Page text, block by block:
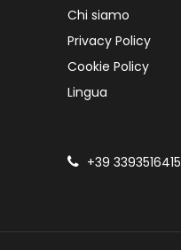
Chi siamo
Privacy Policy
Cookie Policy
Lingua
+39 3393516415